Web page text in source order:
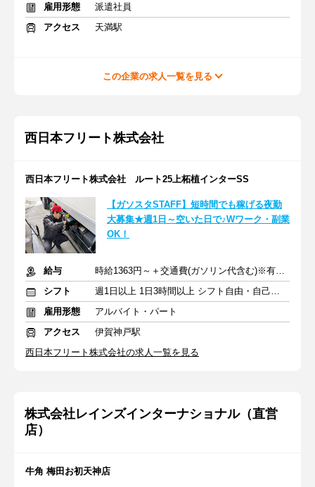
雇用形態
派遣社員
アクセス
天満駅
この企業の求人一覧を見る
西日本フリート株式会社
西日本フリート株式会社 ルート25上柘植インターSS
【ガソスタSTAFF】短時間でも稼げる夜勤
大募集★週1日～空いた日で♪Wワーク・副業
OK！
給与
時給1363円～＋交通費(ガソリン代含む)※有資格者は時給UP
シフト
週1日以上 1日3時間以上 シフト自由・自己申告
雇用形態
アルバイト・パート
アクセス
伊賀神戸駅
西日本フリート株式会社の求人一覧を見る
株式会社レインズインターナショナル（直営
店）
牛角 梅田お初天神店